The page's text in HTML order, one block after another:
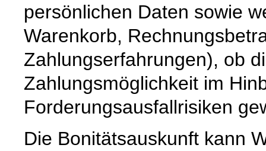
persönlichen Daten sowie
Warenkorb,
Zahlungserfahrungen), ob
Zahlungsmöglichkeit im
Forderungsausfallrisiken
Die Bonitätsauskunft kann